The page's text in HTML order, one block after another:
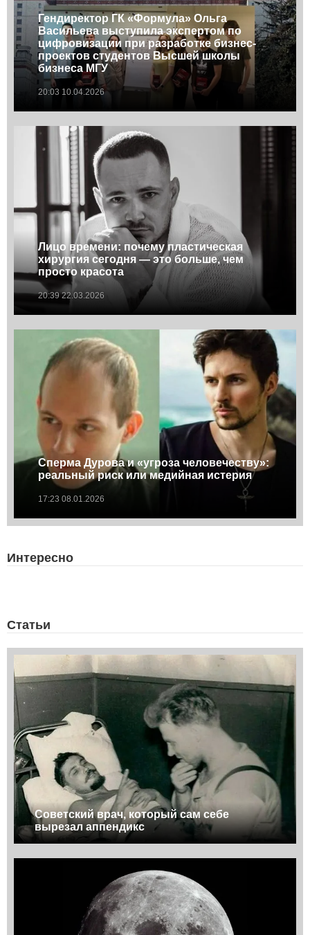
Гендиректор ГК «Формула» Ольга
Васильева выступила экспертом по
цифровизации при разработке бизнес-
проектов студентов Высшей школы
бизнеса МГУ
20:03 10.04.2026
Лицо времени: почему пластическая
хирургия сегодня — это больше, чем
просто красота
20:39 22.03.2026
Сперма Дурова и «угроза человечеству»:
реальный риск или медийная истерия
17:23 08.01.2026
Интересно
Статьи
Советский врач, который сам себе
вырезал аппендикс